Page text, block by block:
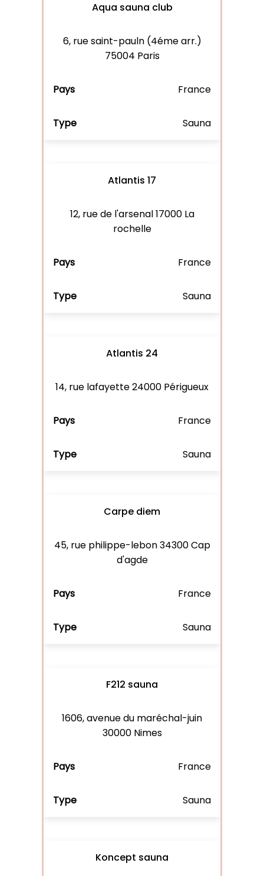
Aqua sauna club
6, rue saint-pauln (4éme arr.)
75004 Paris
France
Sauna
Atlantis 17
12, rue de l'arsenal 17000 La
rochelle
France
Sauna
Atlantis 24
14, rue lafayette 24000 Périgueux
France
Sauna
Carpe diem
45, rue philippe-lebon 34300 Cap
d'agde
France
Sauna
F212 sauna
1606, avenue du maréchal-juin
30000 Nimes
France
Sauna
Koncept sauna